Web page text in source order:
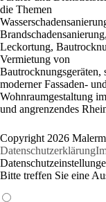
die Themen
Brandschadensanierung,
Leckortung,
Vermietung von
Bautrocknungsgeräten,
moderner Fassaden- und
Wohnraumgestaltung
und angrenzendes
Copyright 2026
Datenschutzerklärung
Bitte treffen Sie eine